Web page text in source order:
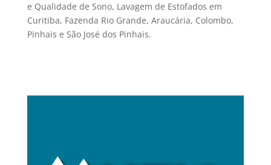
e Qualidade de Sono, Lavagem de Estofados em
Curitiba, Fazenda Rio Grande, Araucária, Colombo,
Pinhais e São José dos Pinhais.